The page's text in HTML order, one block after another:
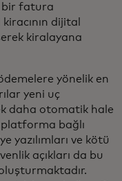
bir fatura
dijital
kiralayana
yönelik en
yeni uç
daha otomatik hale
bağlı
yazılımları ve kötü
açıkları da bu